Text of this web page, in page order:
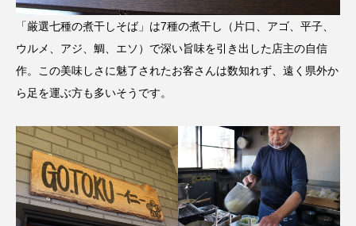
「厳選七種の煮干しそば」は7種の煮干し（片口、アゴ、平子、
ウルメ、アジ、鯛、エソ）で深い旨味を引き出した店主の自信
作。この美味しさに魅了されたお客さんは数知れず、遠く県外か
ら足を運ぶ方も多いそうです。